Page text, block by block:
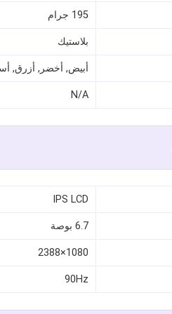
195 جرام
بلاستيك
أبيض, أخضر, أزرق,
N/A
IPS LCD
6.7 بوصة
1080×2388
90Hz